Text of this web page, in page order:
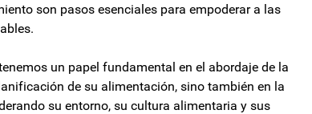
son pasos esenciales para empoderar a las
un papel fundamental en el abordaje de la
de su alimentación, sino también en la
su entorno, su cultura alimentaria y sus